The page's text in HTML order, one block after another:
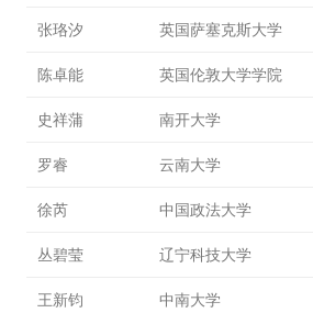
张珞汐 英国萨塞克斯大学
陈卓能 英国伦敦大学学院
史祥蒲 南开大学
罗睿 云南大学
徐芮 中国政法大学
丛碧莹 辽宁科技大学
王新钧 中南大学